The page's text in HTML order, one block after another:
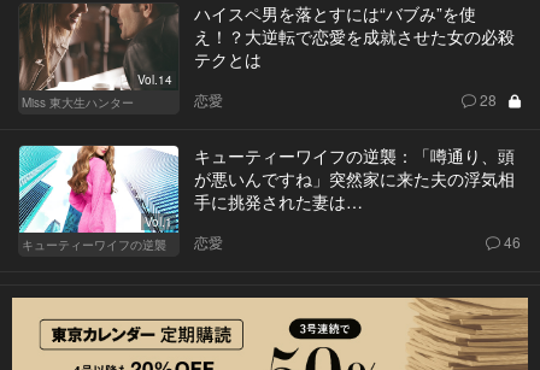
Vol.14
Miss 東大生ハンター
ハイスペ男を落とすには“バブみ”を使
え！？大逆転で恋愛を成就させた女の必殺
テクとは
恋愛 28
Vol.1
キューティーワイフの逆襲
キューティーワイフの逆襲：「噂通り、頭
が悪いんですね」突然家に来た夫の浮気相
手に挑発された妻は…
恋愛 46